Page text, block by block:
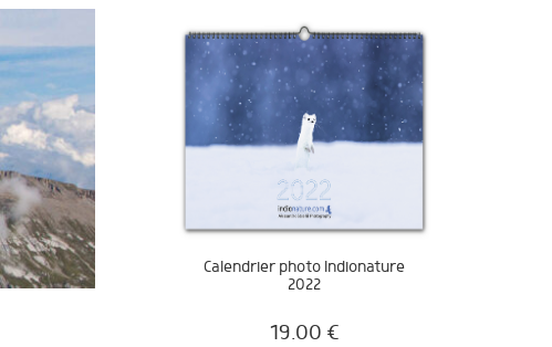
Calendrier photo Indionature
2022
19.00 €